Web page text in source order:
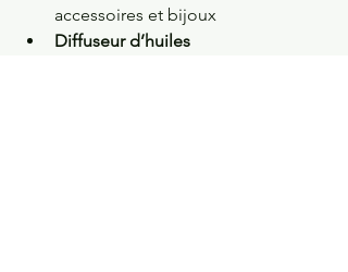
accessoires et bijoux
Diffuseur d’huiles